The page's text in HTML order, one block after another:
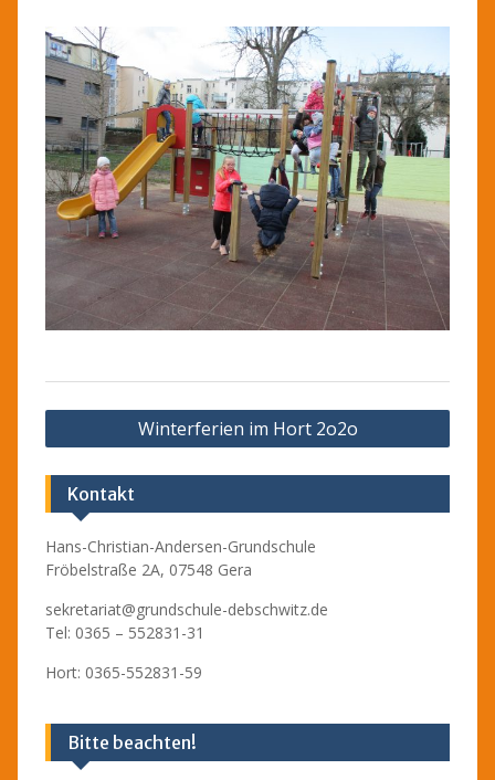
Beitragsnavigation
Winterferien im Hort 2o2o
Kontakt
Hans-Christian-Andersen-Grundschule
Fröbelstraße 2A, 07548 Gera
sekretariat@grundschule-debschwitz.de
Tel: 0365 – 552831-31
Hort: 0365-552831-59
Bitte beachten!